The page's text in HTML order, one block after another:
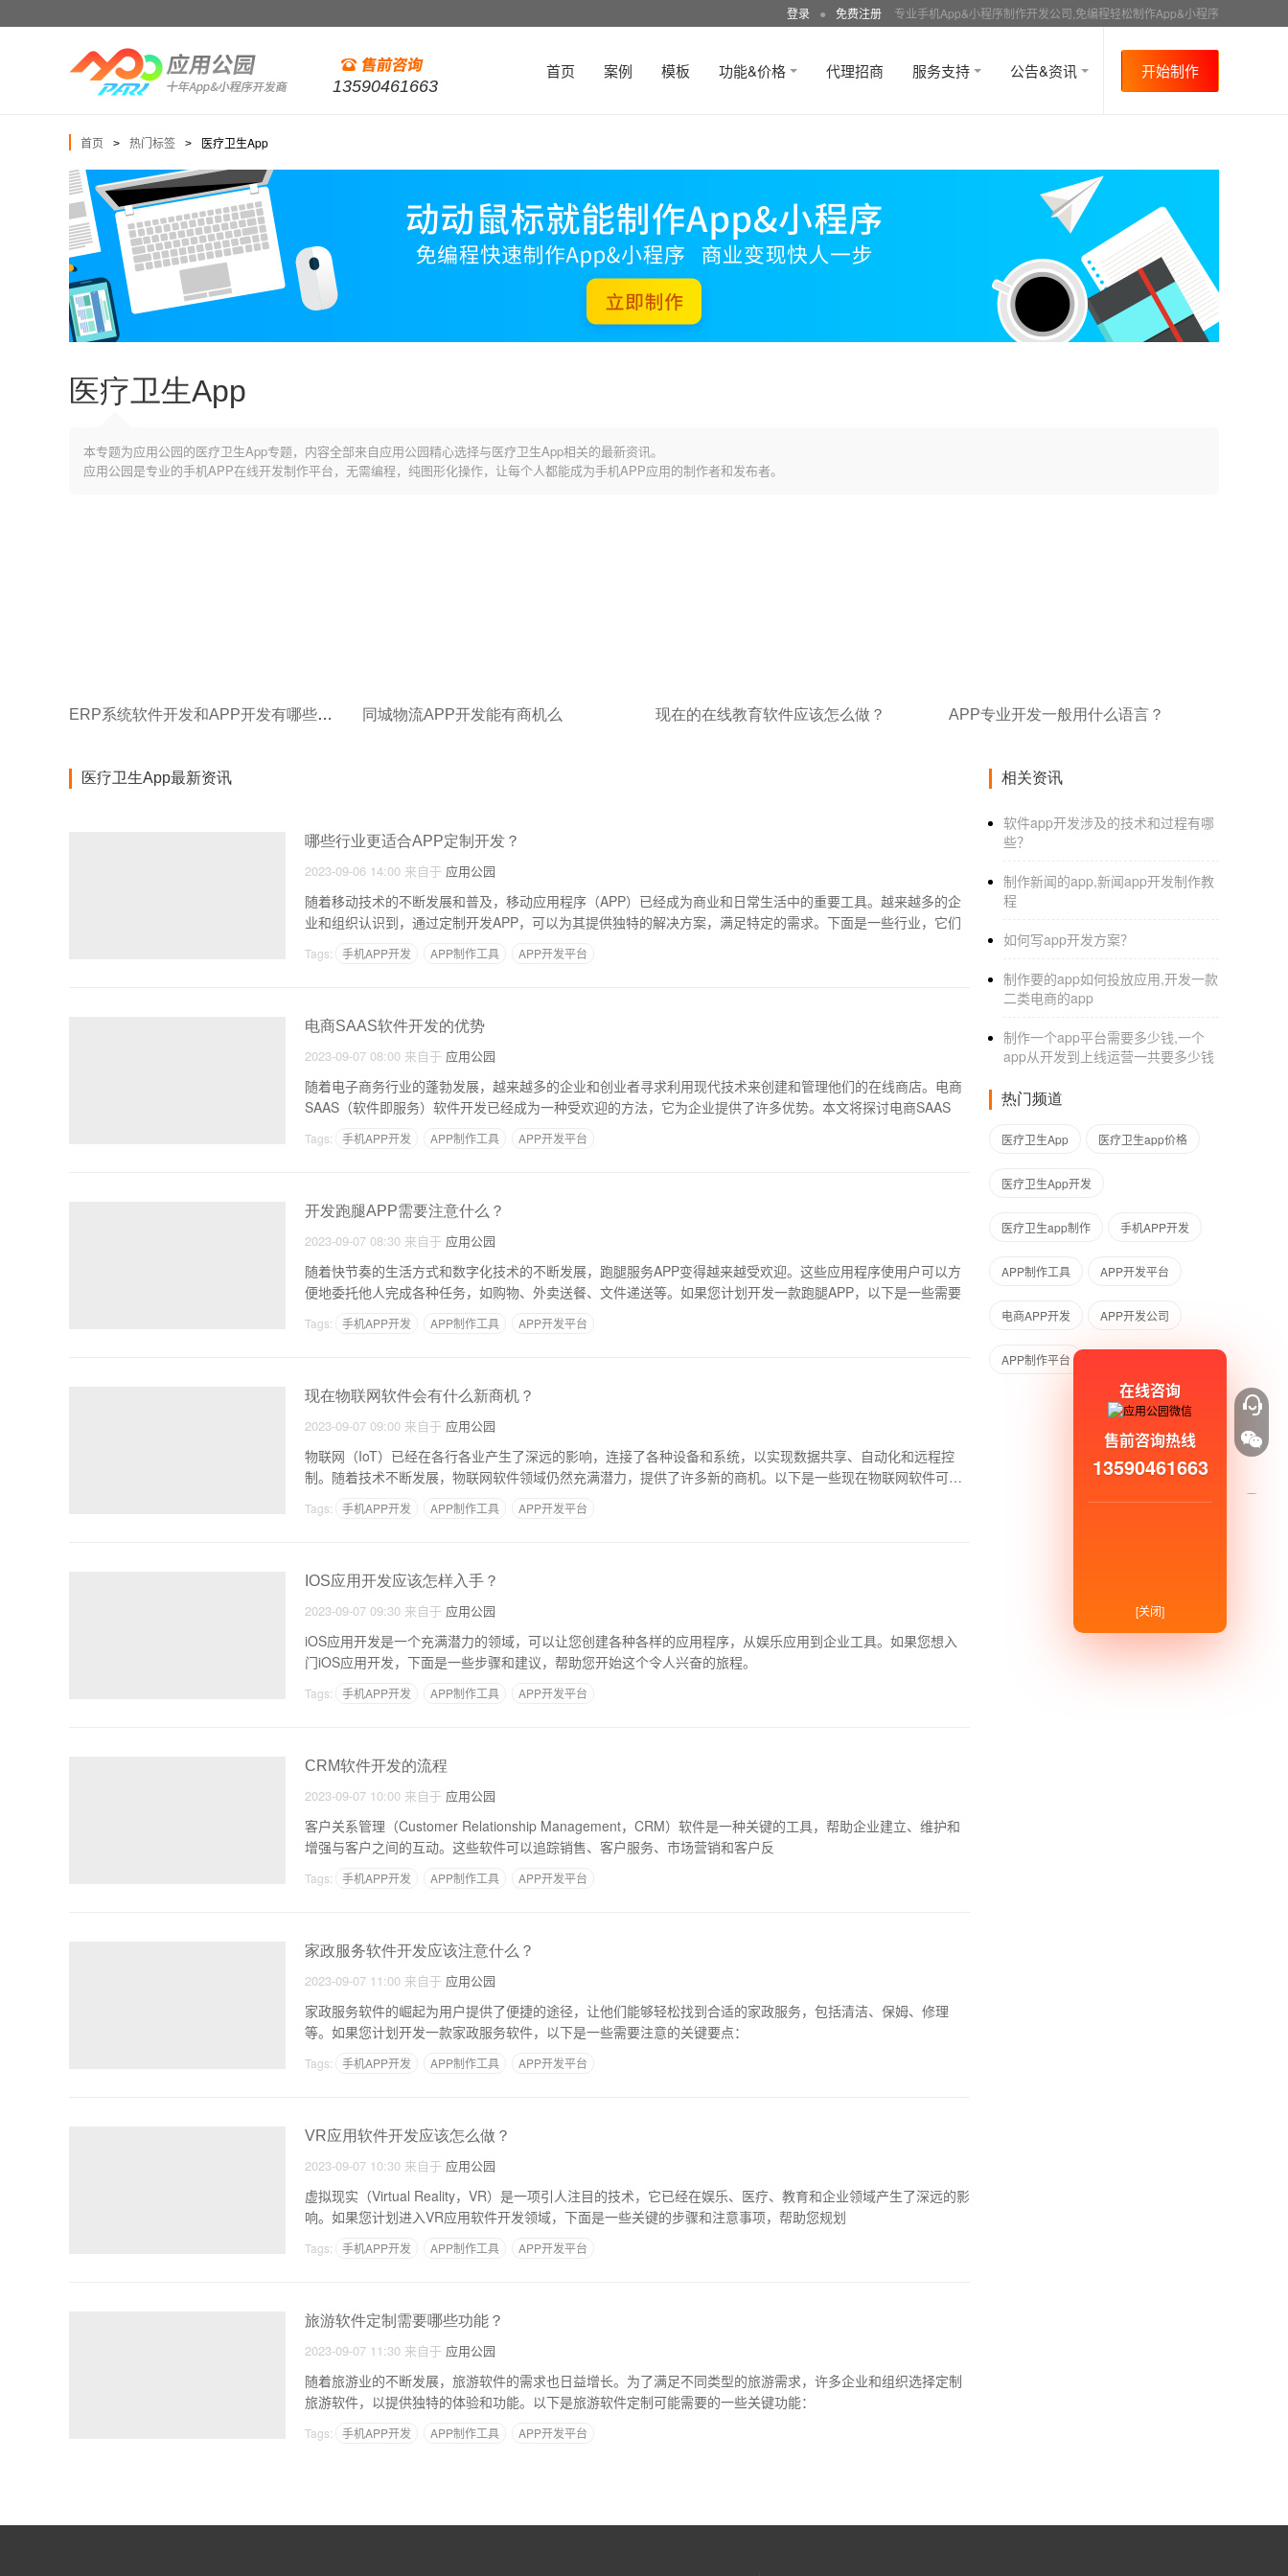
登录 ● 免费注册 专业手机App&小程序制作开发公司,免编程轻松制作App&小程序
13590461663
首页 案例 模板 功能&价格 代理招商 服务支持 公告&资讯 开始制作
首页 > 热门标签 > 医疗卫生App
医疗卫生App
本专题为应用公园的医疗卫生App专题，内容全部来自应用公园精心选择与医疗卫生App相关的最新资讯。
应用公园是专业的手机APP在线开发制作平台，无需编程，纯图形化操作，让每个人都能成为手机APP应用的制作者和发布者。
ERP系统软件开发和APP开发有哪些区别？ 同城物流APP开发能有商机么 现在的在线教育软件应该怎么做？ APP专业开发一般用什么语言？
医疗卫生App最新资讯
哪些行业更适合APP定制开发？
2023-09-06 14:00 来自于 应用公园
随着移动技术的不断发展和普及，移动应用程序（APP）已经成为商业和日常生活中的重要工具。越来越多的企
业和组织认识到，通过定制开发APP，可以为其提供独特的解决方案，满足特定的需求。下面是一些行业，它们
Tags: 手机APP开发 APP制作工具 APP开发平台
电商SAAS软件开发的优势
2023-09-07 08:00 来自于 应用公园
随着电子商务行业的蓬勃发展，越来越多的企业和创业者寻求利用现代技术来创建和管理他们的在线商店。电商
SAAS（软件即服务）软件开发已经成为一种受欢迎的方法，它为企业提供了许多优势。本文将探讨电商SAAS
Tags: 手机APP开发 APP制作工具 APP开发平台
开发跑腿APP需要注意什么？
2023-09-07 08:30 来自于 应用公园
随着快节奏的生活方式和数字化技术的不断发展，跑腿服务APP变得越来越受欢迎。这些应用程序使用户可以方
便地委托他人完成各种任务，如购物、外卖送餐、文件递送等。如果您计划开发一款跑腿APP，以下是一些需要
Tags: 手机APP开发 APP制作工具 APP开发平台
现在物联网软件会有什么新商机？
2023-09-07 09:00 来自于 应用公园
物联网（IoT）已经在各行各业产生了深远的影响，连接了各种设备和系统，以实现数据共享、自动化和远程控
制。随着技术不断发展，物联网软件领域仍然充满潜力，提供了许多新的商机。以下是一些现在物联网软件可能
Tags: 手机APP开发 APP制作工具 APP开发平台
IOS应用开发应该怎样入手？
2023-09-07 09:30 来自于 应用公园
iOS应用开发是一个充满潜力的领域，可以让您创建各种各样的应用程序，从娱乐应用到企业工具。如果您想入
门iOS应用开发，下面是一些步骤和建议，帮助您开始这个令人兴奋的旅程。
Tags: 手机APP开发 APP制作工具 APP开发平台
CRM软件开发的流程
2023-09-07 10:00 来自于 应用公园
客户关系管理（Customer Relationship Management，CRM）软件是一种关键的工具，帮助企业建立、维护和
增强与客户之间的互动。这些软件可以追踪销售、客户服务、市场营销和客户反
Tags: 手机APP开发 APP制作工具 APP开发平台
家政服务软件开发应该注意什么？
2023-09-07 11:00 来自于 应用公园
家政服务软件的崛起为用户提供了便捷的途径，让他们能够轻松找到合适的家政服务，包括清洁、保姆、修理
等。如果您计划开发一款家政服务软件，以下是一些需要注意的关键要点：
Tags: 手机APP开发 APP制作工具 APP开发平台
VR应用软件开发应该怎么做？
2023-09-07 10:30 来自于 应用公园
虚拟现实（Virtual Reality，VR）是一项引人注目的技术，它已经在娱乐、医疗、教育和企业领域产生了深远的影
响。如果您计划进入VR应用软件开发领域，下面是一些关键的步骤和注意事项，帮助您规划
Tags: 手机APP开发 APP制作工具 APP开发平台
旅游软件定制需要哪些功能？
2023-09-07 11:30 来自于 应用公园
随着旅游业的不断发展，旅游软件的需求也日益增长。为了满足不同类型的旅游需求，许多企业和组织选择定制
旅游软件，以提供独特的体验和功能。以下是旅游软件定制可能需要的一些关键功能：
Tags: 手机APP开发 APP制作工具 APP开发平台
相关资讯
软件app开发涉及的技术和过程有哪
些？
制作新闻的app,新闻app开发制作教
程
如何写app开发方案？
制作要的app如何投放应用,开发一款
二类电商的app
制作一个app平台需要多少钱,一个
app从开发到上线运营一共要多少钱
热门频道
医疗卫生App 医疗卫生app价格
医疗卫生App开发
医疗卫生app制作 手机APP开发
APP制作工具 APP开发平台
电商APP开发 APP开发公司
APP制作平台
在线咨询
售前咨询热线
13590461663
[关闭]